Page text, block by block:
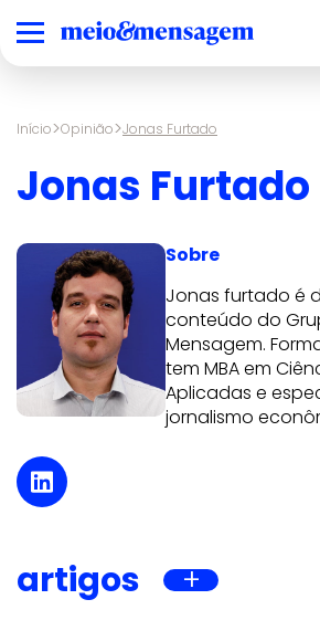
Início>Opinião>Jonas Furtado
Jonas Furtado
Sobre
Jonas furtado é
conteúdo do
Mensagem.
tem MBA em
Aplicadas e
jornalismo
artigos